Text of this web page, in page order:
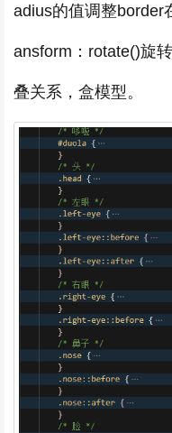
adius的值调整border
ansform：rotate()旋
叠关系，盒模型。